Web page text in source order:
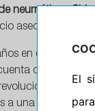
neumáticos China
asequible.
en el sector,
con
el
a una estrategia
El